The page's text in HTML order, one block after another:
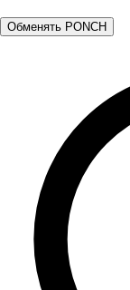
Обменять PONCH